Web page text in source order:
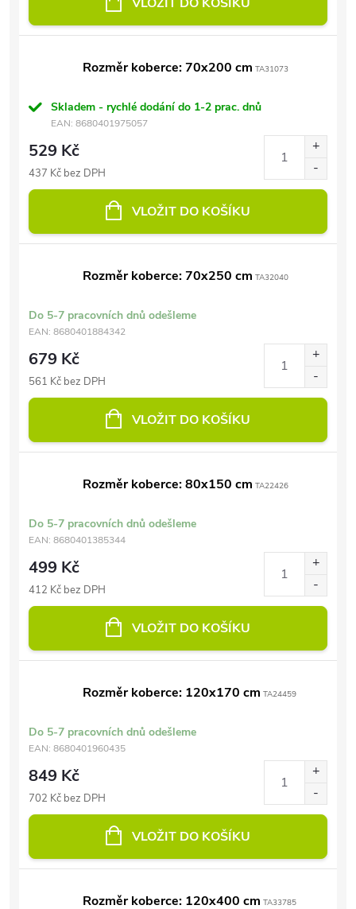
Rozměr koberce: 70x200 cm TA31073
Skladem - rychlé dodání do 1-2 prac. dnů
EAN: 8680401975057
529 Kč
437 Kč bez DPH
VLOŽIT DO KOŠÍKU
Rozměr koberce: 70x250 cm TA32040
Do 5-7 pracovních dnů odešleme
EAN: 8680401884342
679 Kč
561 Kč bez DPH
VLOŽIT DO KOŠÍKU
Rozměr koberce: 80x150 cm TA22426
Do 5-7 pracovních dnů odešleme
EAN: 8680401385344
499 Kč
412 Kč bez DPH
VLOŽIT DO KOŠÍKU
Rozměr koberce: 120x170 cm TA24459
Do 5-7 pracovních dnů odešleme
EAN: 8680401960435
849 Kč
702 Kč bez DPH
VLOŽIT DO KOŠÍKU
Rozměr koberce: 120x400 cm TA33785